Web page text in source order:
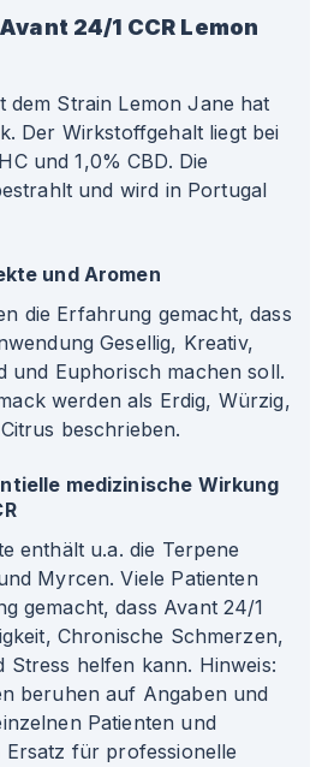
Avant 24/1 CCR Lemon
dem Strain Lemon Jane hat
Der Wirkstoffgehalt liegt bei
und 1,0% CBD. Die
und wird in Portugal
und Aromen
die Erfahrung gemacht, dass
Gesellig, Kreativ,
und Euphorisch machen soll.
werden als Erdig, Würzig,
beschrieben.
medizinische Wirkung
enthält u.a. die Terpene
Myrcen. Viele Patienten
gemacht, dass Avant 24/1
Chronische Schmerzen,
Stress helfen kann. Hinweis:
beruhen auf Angaben und
Patienten und
für professionelle